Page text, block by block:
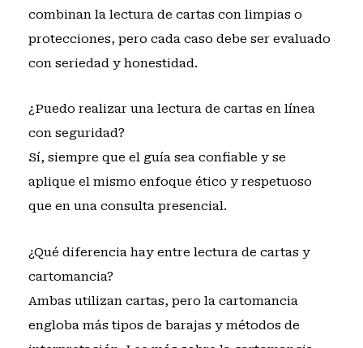
combinan la lectura de cartas con limpias o
protecciones, pero cada caso debe ser evaluado
con seriedad y honestidad.
¿Puedo realizar una lectura de cartas en línea
con seguridad?
Sí, siempre que el guía sea confiable y se
aplique el mismo enfoque ético y respetuoso
que en una consulta presencial.
¿Qué diferencia hay entre lectura de cartas y
cartomancia?
Ambas utilizan cartas, pero la cartomancia
engloba más tipos de barajas y métodos de